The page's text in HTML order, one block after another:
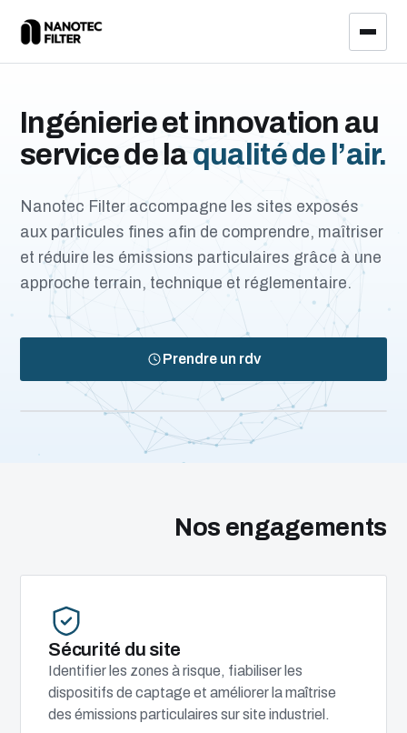
Ingénierie et innovation au
service de laqualité de l’air.
Nanotec Filter accompagne les sites exposés
aux particules fines afin de comprendre, maîtriser
et réduire les émissions particulaires grâce à une
approche terrain, technique et réglementaire.
Prendre un rdv
Transport maritime
Nos engagements
Sécurité du site
Identifier les zones à risque, fiabiliser les
dispositifs de captage et améliorer la maîtrise
des émissions particulaires sur site industriel.